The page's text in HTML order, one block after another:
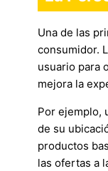
Una de las
consumidor.
usuario para
mejora la
Por ejemplo,
de su
productos
las ofertas a